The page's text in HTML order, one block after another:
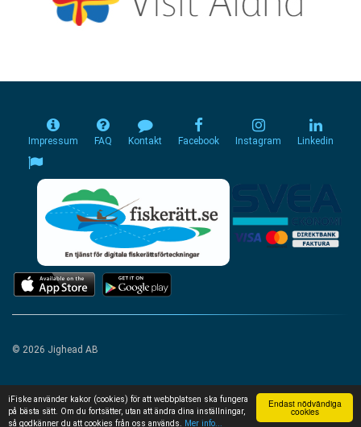
Endast nödvändiga
cookies
iFiske använder kakor (cookies) för att webbplatsen ska fungera
på bästa sätt. Om du fortsätter, utan att ändra dina inställningar,
så godkänner du att cookies från oss används.
Mer info...
Impressum FAQ Kontakt Facebook Instagram Linkedin
© 2026 Jighead AB